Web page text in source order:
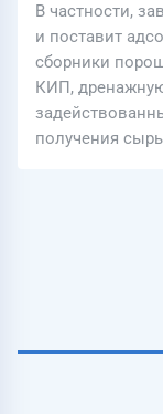
В частности,
и поставит
сборники
КИП,
получения